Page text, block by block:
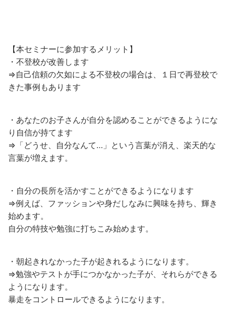
【本セミナーに参加するメリット】
・不登校が改善します
⇒自己信頼の欠如による不登校の場合は、１日で再登校で
きた事例もあります
・あなたのお子さんが自分を認めることができるようにな
り自信が持てます
⇒「どうせ、自分なんて…」という言葉が消え、楽天的な
言葉が増えます。
・自分の長所を活かすことができるようになります
⇒例えば、ファッションや身だしなみに興味を持ち、輝き
始めます。
自分の特技や勉強に打ちこみ始めます。
・朝起きれなかった子が起きれるようになります。
⇒勉強やテストが手につかなかった子が、それらができる
ようになります。
暴走をコントロールできるようになります。